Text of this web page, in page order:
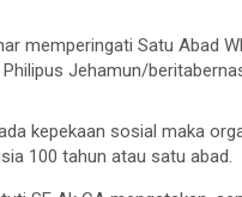
memperingati Satu Abad
Jehamun/
kepekaan sosial maka
100 tahun atau satu abad.